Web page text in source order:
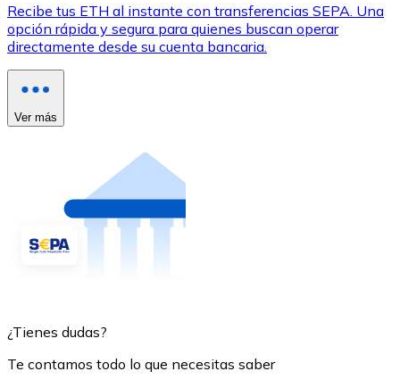
Recibe tus ETH al instante con transferencias SEPA. Una
opción rápida y segura para quienes buscan operar
directamente desde su cuenta bancaria.
Ver más
¿Tienes dudas?
Te contamos todo lo que necesitas saber